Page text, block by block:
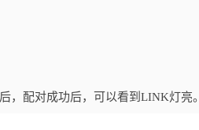
，配对成功后，可以看到LINK灯亮。